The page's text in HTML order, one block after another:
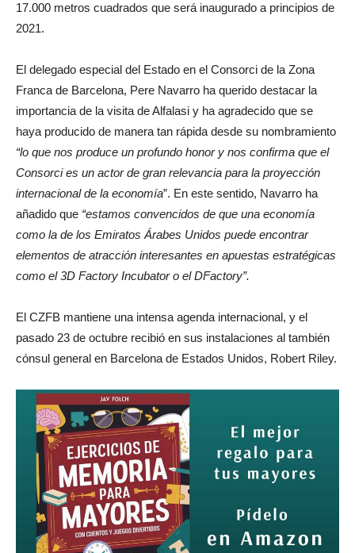
17.000 metros cuadrados que será inaugurado a principios de
2021.
El delegado especial del Estado en el Consorci de la Zona
Franca de Barcelona, Pere Navarro ha querido destacar la
importancia de la visita de Alfalasi y ha agradecido que se
haya producido de manera tan rápida desde su nombramiento
“lo que nos produce un profundo honor y nos confirma que el
Consorci es un actor de gran relevancia para la proyección
internacional de la economía”. En este sentido, Navarro ha
añadido que “estamos convencidos de que una economía
como la de los Emiratos Árabes Unidos puede encontrar
elementos de atracción interesantes en apuestas estratégicas
como el 3D Factory Incubator o el DFactory”.
El CZFB mantiene una intensa agenda internacional, y el
pasado 23 de octubre recibió en sus instalaciones al también
cónsul general en Barcelona de Estados Unidos, Robert Riley.